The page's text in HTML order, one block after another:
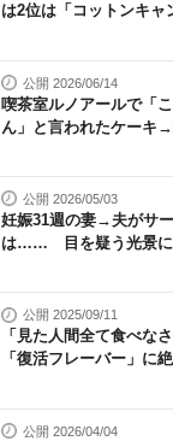
は2位は「コットンキャ
公開 2026/06/14
喫茶室ルノアールで「
ん」と言われたケーキ
公開 2026/05/03
妊娠31週の妻→夫がサ
は…… 目を疑う光景に
公開 2025/09/11
「見た人間全て食べ
「復活フレーバー」
公開 2026/04/04